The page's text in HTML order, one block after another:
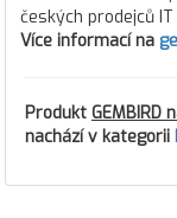
českých prodejců
Více informací na
Produkt GEMBIRD
nachází v kategorii